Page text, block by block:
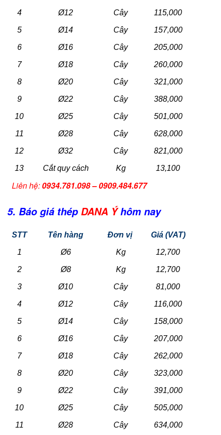
4 Ø12 Cây 115,000
5 Ø14 Cây 157,000
6 Ø16 Cây 205,000
7 Ø18 Cây 260,000
8 Ø20 Cây 321,000
9 Ø22 Cây 388,000
10 Ø25 Cây 501,000
11 Ø28 Cây 628,000
12 Ø32 Cây 821,000
13 Cắt quy cách Kg 13,100
Liên hệ:0934.781.098 – 0909.484.677
5. Báo giá thép DANA Ý hôm nay
STT Tên hàng Đơn vị Giá (VAT)
1 Ø6 Kg 12,700
2 Ø8 Kg 12,700
3 Ø10 Cây 81,000
4 Ø12 Cây 116,000
5 Ø14 Cây 158,000
6 Ø16 Cây 207,000
7 Ø18 Cây 262,000
8 Ø20 Cây 323,000
9 Ø22 Cây 391,000
10 Ø25 Cây 505,000
11 Ø28 Cây 634,000